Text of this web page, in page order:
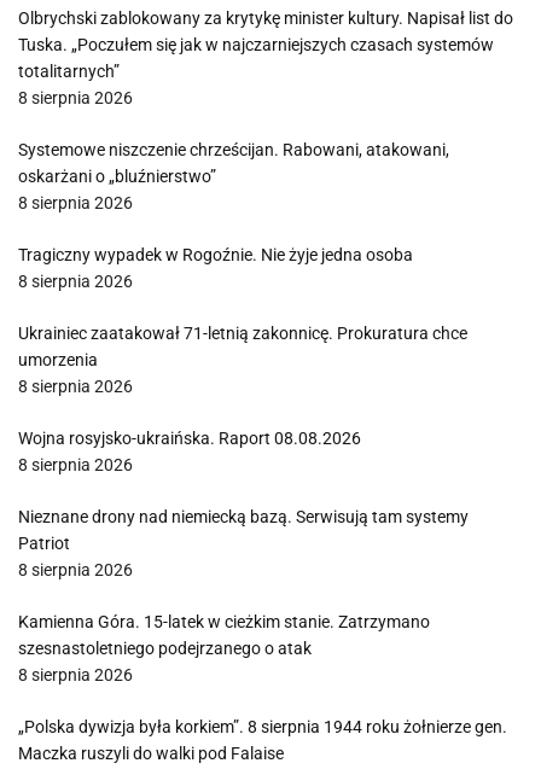
Olbrychski zablokowany za krytykę minister kultury. Napisał list do
Tuska. „Poczułem się jak w najczarniejszych czasach systemów
totalitarnych”
8 sierpnia 2026
Systemowe niszczenie chrześcijan. Rabowani, atakowani,
oskarżani o „bluźnierstwo”
8 sierpnia 2026
Tragiczny wypadek w Rogoźnie. Nie żyje jedna osoba
8 sierpnia 2026
Ukrainiec zaatakował 71-letnią zakonnicę. Prokuratura chce
umorzenia
8 sierpnia 2026
Wojna rosyjsko-ukraińska. Raport 08.08.2026
8 sierpnia 2026
Nieznane drony nad niemiecką bazą. Serwisują tam systemy
Patriot
8 sierpnia 2026
Kamienna Góra. 15-latek w cieżkim stanie. Zatrzymano
szesnastoletniego podejrzanego o atak
8 sierpnia 2026
„Polska dywizja była korkiem”. 8 sierpnia 1944 roku żołnierze gen.
Maczka ruszyli do walki pod Falaise